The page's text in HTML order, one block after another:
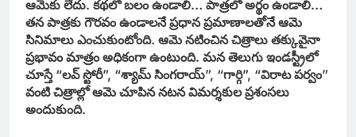
ఆమెకు లేదు. కథలో బలం ఉండాలి… పాత్రలో అర్థం ఉండాలి…
తన పాత్రకు గౌరవం ఉండాలనే ప్రధాన ప్రమాణాలతోనే ఆమె
సినిమాలు ఎంచుకుంటోంది. ఆమె నటించిన చిత్రాలు తక్కువైనా
ప్రభావం మాత్రం అధికంగా ఉంటుంది. మన తెలుగు ఇండస్ట్రీలో
చూస్తే “లవ్‌ స్టోరీ”, “శ్యామ్‌ సింగరాయ్”, “గార్గి”, “విరాట పర్వం”
వంటి చిత్రాల్లో ఆమె చూపిన నటన విమర్శకుల ప్రశంసలు
అందుకుంది.